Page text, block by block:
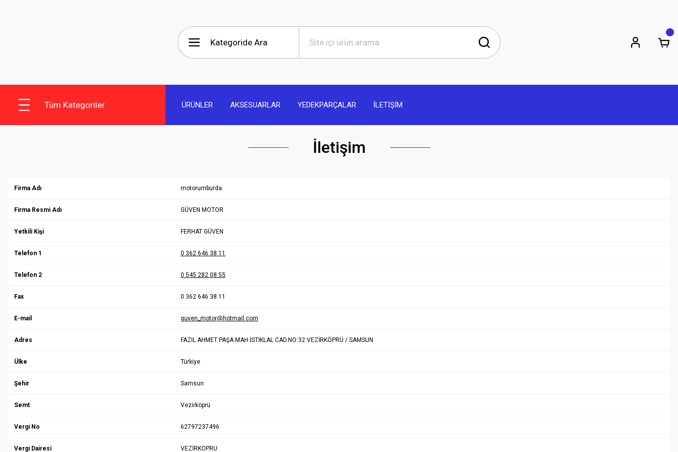
Tüm Kategoriler ÜRÜNLER AKSESUARLAR YEDEKPARÇALAR İLETİŞİM
İletişim
Firma Adı motorumburda
Firma Resmi Adı GÜVEN MOTOR
Yetkili Kişi FERHAT GÜVEN
Telefon 1 0 362 646 38 11
Telefon 2 0 545 282 08 55
Fax 0 362 646 38 11
E-mail guven_motor@hotmail.com
Adres FAZIL AHMET PAŞA MAH.İSTİKLAL CAD.NO:32 VEZİRKÖPRÜ / SAMSUN
Ülke Türkiye
Şehir Samsun
Semt Vezirköprü
Vergi No 62797237496
Vergi Dairesi VEZİRKOPRU